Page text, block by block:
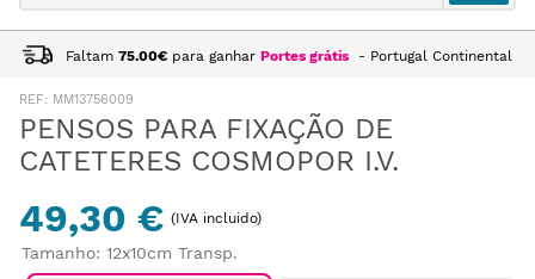
Faltam 75.00€ para ganhar Portes grátis - Portugal Continental
: MM13756009
PENSOS PARA FIXAÇÃO DE
CATETERES COSMOPOR I.V.
49,30 € (IVA incluido)
Tamanho: 12x10cm Transp.